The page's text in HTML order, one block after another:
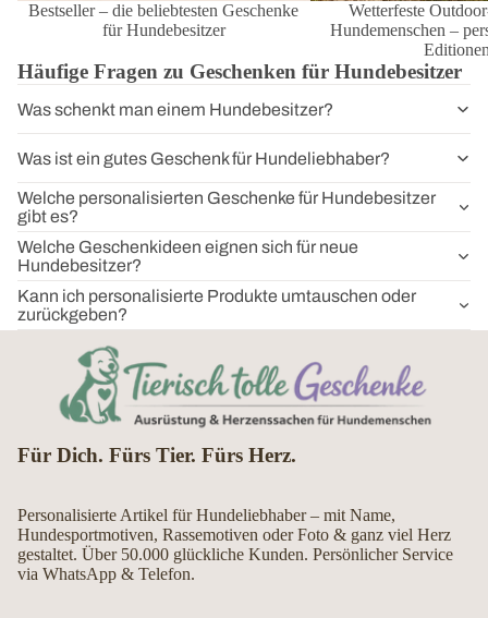
Bestseller – die beliebtesten Geschenke
für Hundebesitzer
Wetterfeste
Hundemenschen –
Häufige Fragen zu Geschenken für Hundebesitzer
Was schenkt man einem Hundebesitzer?
Was ist ein gutes Geschenk für Hundeliebhaber?
Welche personalisierten Geschenke für Hundebesitzer
gibt es?
Welche Geschenkideen eignen sich für neue
Hundebesitzer?
Kann ich personalisierte Produkte umtauschen oder
zurückgeben?
Für Dich. Fürs Tier. Fürs Herz.
Personalisierte Artikel für Hundeliebhaber – mit Name,
Hundesportmotiven, Rassemotiven oder Foto & ganz viel Herz
gestaltet. Über 50.000 glückliche Kunden. Persönlicher Service
via WhatsApp & Telefon.